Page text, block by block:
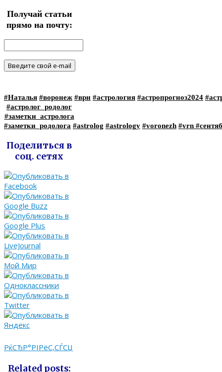
Получай статьи
прямо на почту:
#Наталья #воронеж #врн #астрология #астропрогноз2024
#астролог_родолог
#заметки_астролога
#заметки_родолога #astrolog #astrology #voronezh #vrn
Поделиться в
соц. сетях
РќСЂР°РІРёС‚СЃСЏ
Related posts: